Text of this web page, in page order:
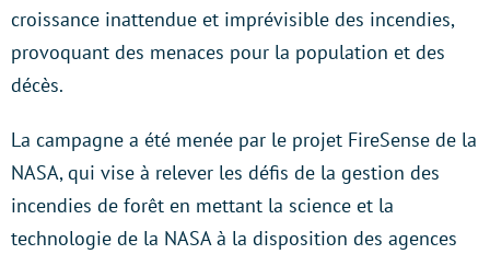
croissance inattendue et imprévisible des incendies,
provoquant des menaces pour la population et des
décès.
La campagne a été menée par le projet FireSense de la
NASA, qui vise à relever les défis de la gestion des
incendies de forêt en mettant la science et la
technologie de la NASA à la disposition des agences